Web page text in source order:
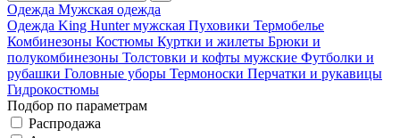
Одежда Мужская одежда
Одежда King Hunter мужская Пуховики Термобелье
Комбинезоны Костюмы Куртки и жилеты Брюки и
полукомбинезоны Толстовки и кофты мужские Футболки и
рубашки Головные уборы Термоноски Перчатки и рукавицы
Гидрокостюмы
Подбор по параметрам
Распродажа